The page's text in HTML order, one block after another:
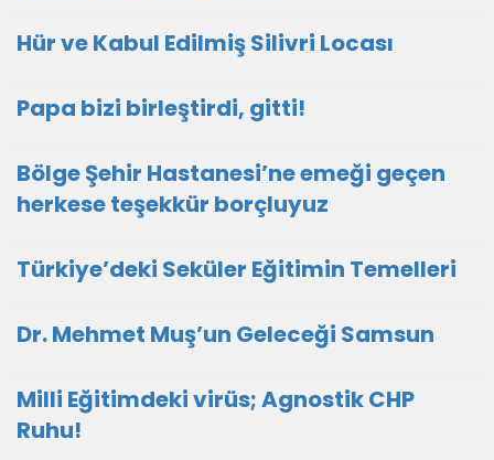
Hür ve Kabul Edilmiş Silivri Locası
Papa bizi birleştirdi, gitti!
Bölge Şehir Hastanesi’ne emeği geçen
herkese teşekkür borçluyuz
Türkiye’deki Seküler Eğitimin Temelleri
Dr. Mehmet Muş’un Geleceği Samsun
Milli Eğitimdeki virüs; Agnostik CHP
Ruhu!